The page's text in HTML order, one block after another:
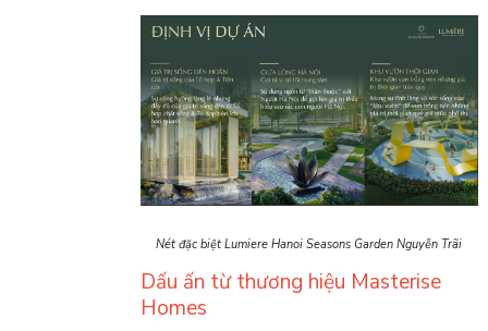
Nét đặc biệt Lumiere Hanoi Seasons Garden Nguyễn Trãi
Dấu ấn từ thương hiệu Masterise
Homes